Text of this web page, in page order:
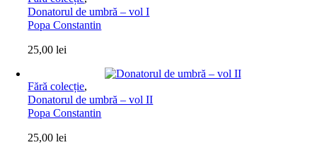
Donatorul de umbră – vol I
Popa Constantin
25,00lei
Fără colecție,
Donatorul de umbră – vol II
Popa Constantin
25,00lei